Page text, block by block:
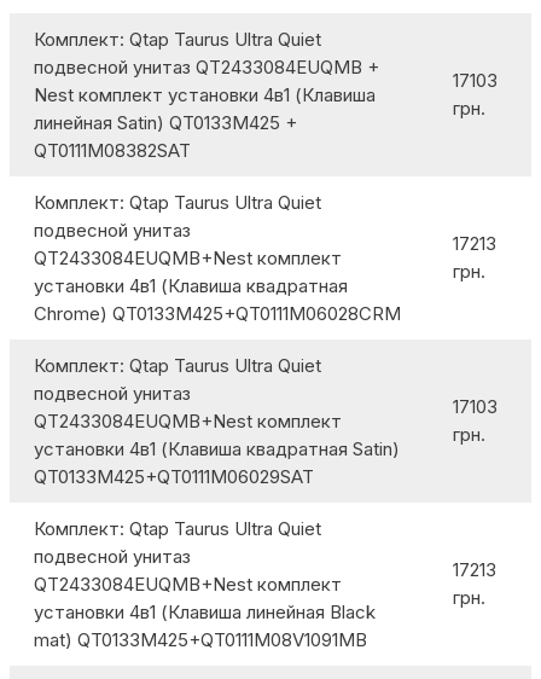
Комплект: Qtap Taurus Ultra Quiet
подвесной унитаз QT2433084EUQMB +
Nest комплект установки 4в1 (Клавиша
линейная Satin) QT0133M425 +
QT0111M08382SAT
17103
грн.
Комплект: Qtap Taurus Ultra Quiet
подвесной унитаз
QT2433084EUQMB+Nest комплект
установки 4в1 (Клавиша квадратная
Chrome) QT0133M425+QT0111M06028CRM
17213
грн.
Комплект: Qtap Taurus Ultra Quiet
подвесной унитаз
QT2433084EUQMB+Nest комплект
установки 4в1 (Клавиша квадратная Satin)
QT0133M425+QT0111M06029SAT
17103
грн.
Комплект: Qtap Taurus Ultra Quiet
подвесной унитаз
QT2433084EUQMB+Nest комплект
установки 4в1 (Клавиша линейная Black
mat) QT0133M425+QT0111M08V1091MB
17213
грн.